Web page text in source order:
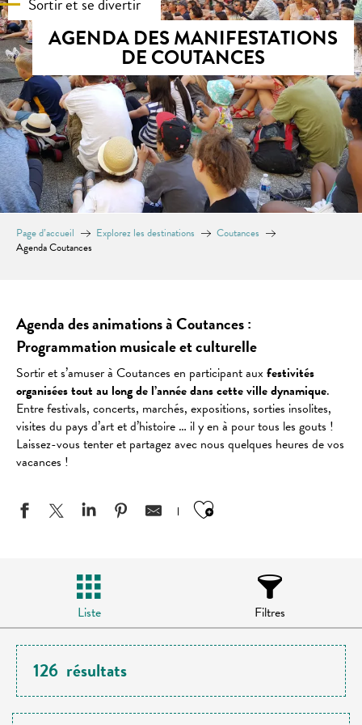
AGENDA DES MANIFESTATIONS
DE COUTANCES
Page d’accueil Explorez les destinations
Coutances
Agenda Coutances
Agenda des animations à Coutances :
Programmation musicale et culturelle
Sortir et s’amuser à Coutances en participant aux festivités
organisées tout au long de l’année dans cette ville dynamique.
Entre festivals, concerts, marchés, expositions, sorties insolites,
visites du pays d’art et d’histoire … il y en à pour tous les gouts !
Laissez-vous tenter et partagez avec nous quelques heures de vos
vacances !
Ajouter aux
Liste Filtres
126 résultats